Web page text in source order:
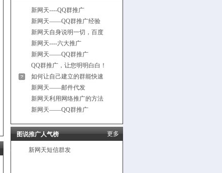
新网天----QQ群推广
新网天——QQ群推广经验
新网天自身说明一切，百度
新网天----六大推广
新网天——QQ群推广
QQ群推广，让您明明白白！
如何让自己建立的群能快速
新网天——邮件代发
新网天利用网络推广的方法
新网天——QQ群推广
图说推广人气榜 更多
新网天短信群发